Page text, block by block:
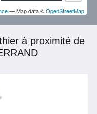
— Map data ©OpenStreetMap
à proximité de